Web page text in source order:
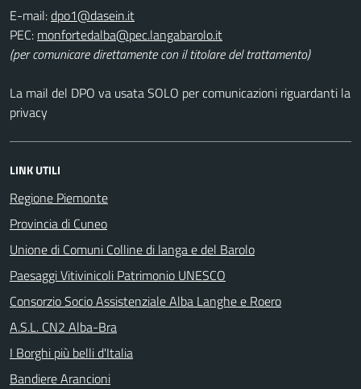
E-mail:
PEC:
(per comunicare direttamente con il titolare del trattamento)
La mail del DPO va usata SOLO per comunicazioni riguardanti la
privacy
LINK UTILI
Regione Piemonte
Provincia di Cuneo
Unione di Comuni Colline di langa e del Barolo
Paesaggi Vitivinicoli Patrimonio UNESCO
Consorzio Socio Assistenziale Alba Langhe e Roero
A.S.L. CN2 Alba-Bra
I Borghi più belli d'Italia
Bandiere Arancioni